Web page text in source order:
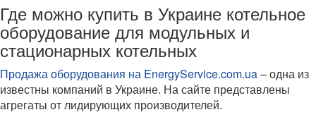
Где можно купить в Украине котельное
оборудование для модульных и
стационарных котельных
Продажа оборудования на EnergyService.com.ua– одна из
известны компаний в Украине. На сайте представлены
агрегаты от лидирующих производителей.